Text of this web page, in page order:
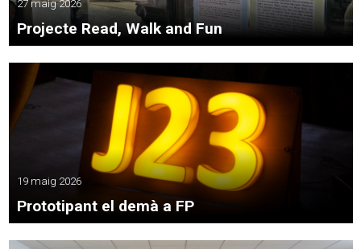
27 maig 2026
Projecte Read, Walk and Fun
19 maig 2026
Prototipant el demà a FP